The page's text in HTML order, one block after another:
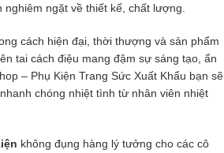
ngặt về thiết kế, chất lượng.
cách hiện đại, thời thượng và sản phẩm
tai cách điệu mang đậm sự sáng tạo, ẩn
– Phụ Kiện Trang Sức Xuất Khẩu bạn sẽ
chóng nhiệt tình từ nhân viên nhiệt
không đụng hàng lý tưởng cho các cô